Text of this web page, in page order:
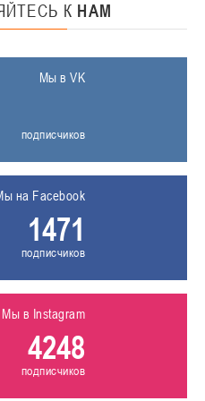
К НАМ
Мы в VK
подписчиков
на Facebook
1471
подписчиков
Мы в Instagram
4248
подписчиков